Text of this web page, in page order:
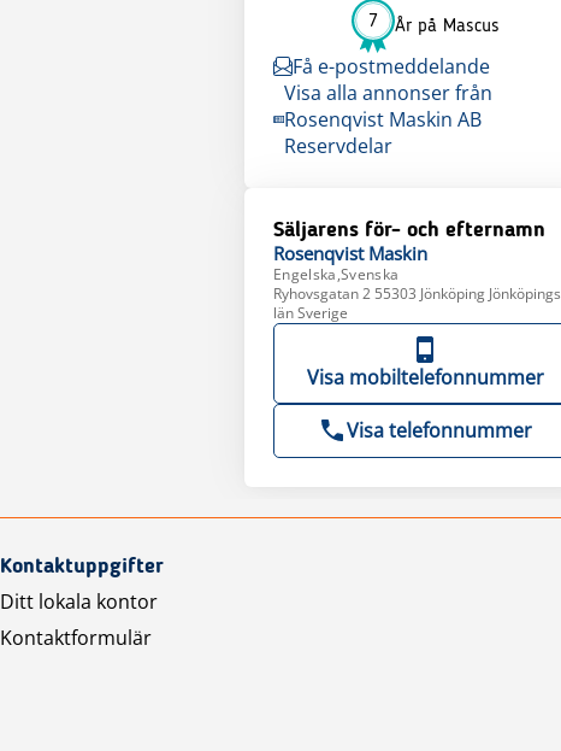
7 År på Mascus
Få e-postmeddelande
Visa alla annonser från
Rosenqvist Maskin AB
Reservdelar
Säljarens för- och efternamn
Rosenqvist Maskin
Engelska,Svenska
Ryhovsgatan 2 55303 Jönköping Jönköpings
län Sverige
Visa mobiltelefonnummer
Visa telefonnummer
Kontaktuppgifter
Ditt lokala kontor
Kontaktformulär